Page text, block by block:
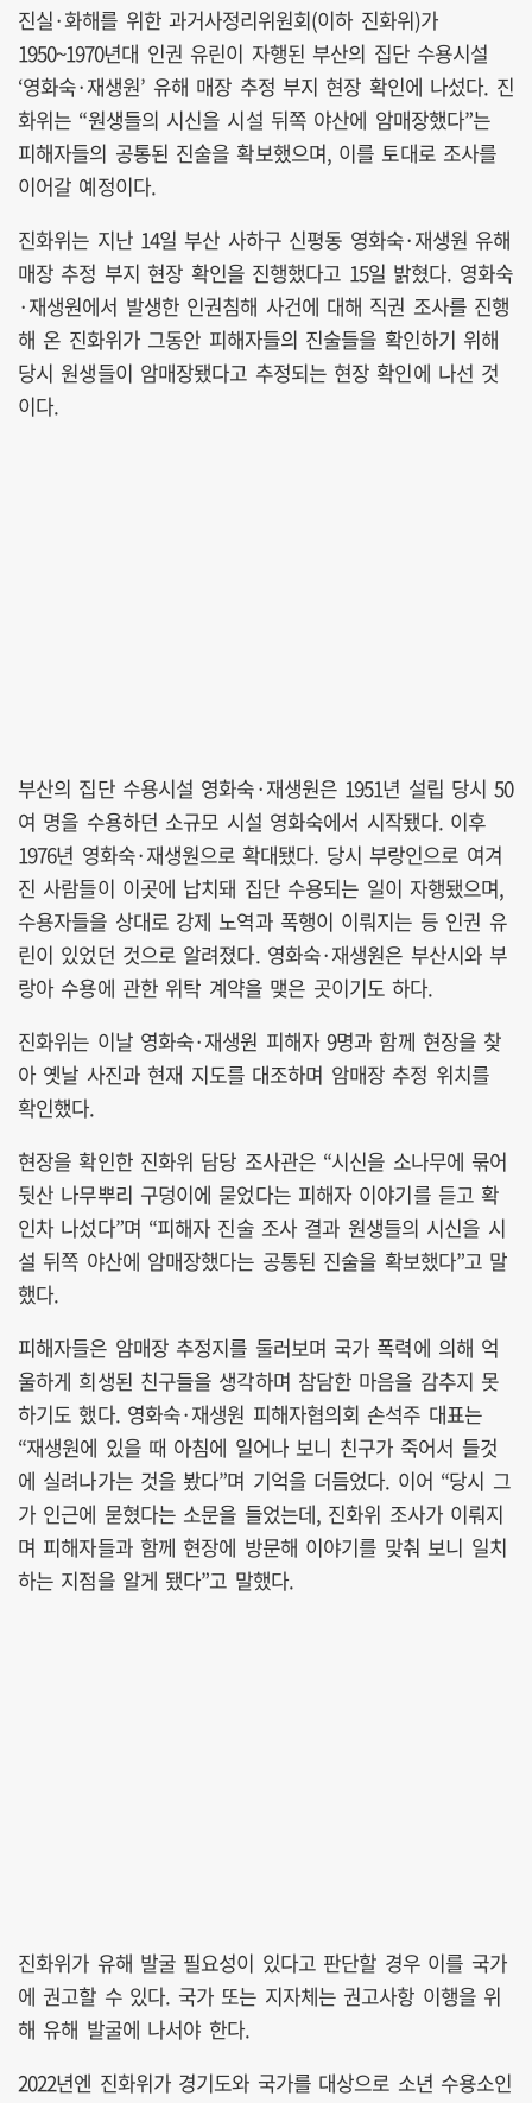
진실·화해를 위한 과거사정리위원회(이하 진화위)가
1950~1970년대 인권 유린이 자행된 부산의 집단 수용시설
‘영화숙·재생원’ 유해 매장 추정 부지 현장 확인에 나섰다. 진
화위는 “원생들의 시신을 시설 뒤쪽 야산에 암매장했다”는
피해자들의 공통된 진술을 확보했으며, 이를 토대로 조사를
이어갈 예정이다.
진화위는 지난 14일 부산 사하구 신평동 영화숙·재생원 유해
매장 추정 부지 현장 확인을 진행했다고 15일 밝혔다. 영화숙
·재생원에서 발생한 인권침해 사건에 대해 직권 조사를 진행
해 온 진화위가 그동안 피해자들의 진술들을 확인하기 위해
당시 원생들이 암매장됐다고 추정되는 현장 확인에 나선 것
이다.
부산의 집단 수용시설 영화숙·재생원은 1951년 설립 당시 50
여 명을 수용하던 소규모 시설 영화숙에서 시작됐다. 이후
1976년 영화숙·재생원으로 확대됐다. 당시 부랑인으로 여겨
진 사람들이 이곳에 납치돼 집단 수용되는 일이 자행됐으며,
수용자들을 상대로 강제 노역과 폭행이 이뤄지는 등 인권 유
린이 있었던 것으로 알려졌다. 영화숙·재생원은 부산시와 부
랑아 수용에 관한 위탁 계약을 맺은 곳이기도 하다.
진화위는 이날 영화숙·재생원 피해자 9명과 함께 현장을 찾
아 옛날 사진과 현재 지도를 대조하며 암매장 추정 위치를
확인했다.
현장을 확인한 진화위 담당 조사관은 “시신을 소나무에 묶어
뒷산 나무뿌리 구덩이에 묻었다는 피해자 이야기를 듣고 확
인차 나섰다”며 “피해자 진술 조사 결과 원생들의 시신을 시
설 뒤쪽 야산에 암매장했다는 공통된 진술을 확보했다”고 말
했다.
피해자들은 암매장 추정지를 둘러보며 국가 폭력에 의해 억
울하게 희생된 친구들을 생각하며 참담한 마음을 감추지 못
하기도 했다. 영화숙·재생원 피해자협의회 손석주 대표는
“재생원에 있을 때 아침에 일어나 보니 친구가 죽어서 들것
에 실려나가는 것을 봤다”며 기억을 더듬었다. 이어 “당시 그
가 인근에 묻혔다는 소문을 들었는데, 진화위 조사가 이뤄지
며 피해자들과 함께 현장에 방문해 이야기를 맞춰 보니 일치
하는 지점을 알게 됐다”고 말했다.
진화위가 유해 발굴 필요성이 있다고 판단할 경우 이를 국가
에 권고할 수 있다. 국가 또는 지자체는 권고사항 이행을 위
해 유해 발굴에 나서야 한다.
2022년엔 진화위가 경기도와 국가를 대상으로 소년 수용소인